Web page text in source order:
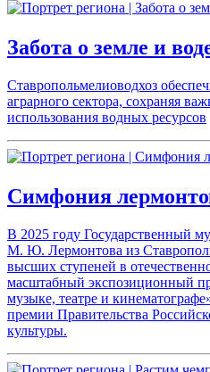
Забота о земле и
Ставропольмелиоводхоз
аграрного сектора, сохраняя
использования водных ресурсов
Симфония
В 2025 году Государственный
М. Ю. Лермонтова из
высших ступеней в
масштабный экспозиционный
музыке, театре и
премии Правительства
культуры.